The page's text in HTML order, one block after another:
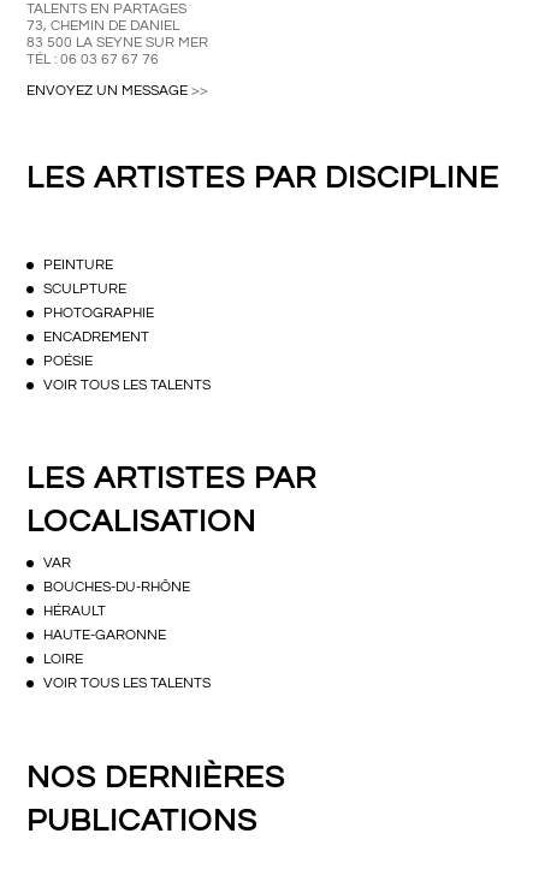
TALENTS EN PARTAGES
73, CHEMIN DE DANIEL
83 500 LA SEYNE SUR MER
TÉL : 06 03 67 67 76
ENVOYEZ UN MESSAGE >>
LES ARTISTES PAR DISCIPLINE
PEINTURE
SCULPTURE
PHOTOGRAPHIE
ENCADREMENT
POÉSIE
VOIR TOUS LES TALENTS
LES ARTISTES PAR
LOCALISATION
VAR
BOUCHES-DU-RHÔNE
HÉRAULT
HAUTE-GARONNE
LOIRE
VOIR TOUS LES TALENTS
NOS DERNIÈRES
PUBLICATIONS